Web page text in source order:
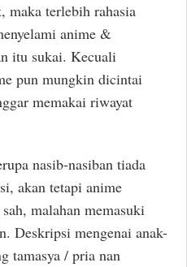
maka terlebih rahasia
anime &
itu sukai. Kecuali
pun mungkin dicintai
memakai riwayat
nasib-nasiban tiada
akan tetapi anime
malahan memasuki
Deskripsi mengenai anak-
tamasya / pria nan